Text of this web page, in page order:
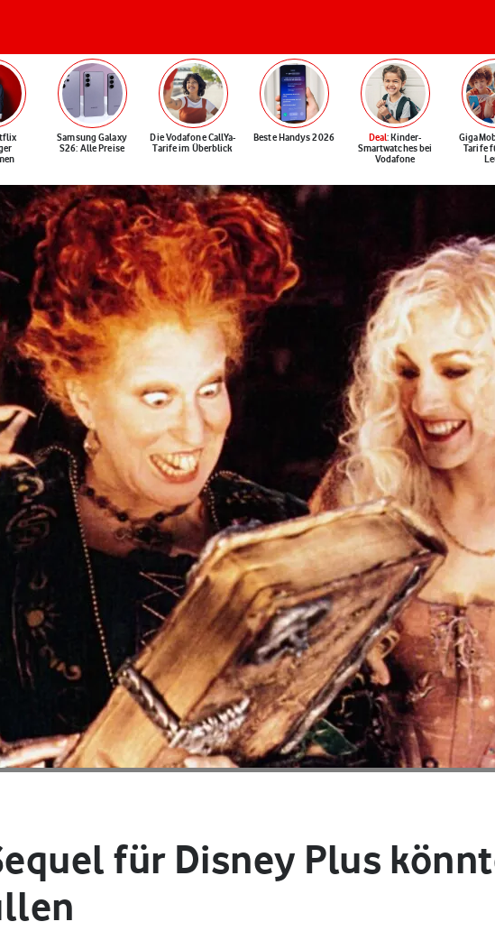
Samsung Galaxy
S26: Alle Preise
Die Vodafone CallYa-
Tarife im Überblick
Beste Handys 2026 Deal: Kinder-
Smartwatches bei
Vodafone
Tarife
für Disney Plus